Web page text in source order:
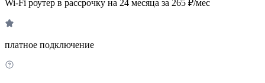
Wi-Fi роутер в рассрочку на 24 месяца за 265 ₽/мес
платное подключение